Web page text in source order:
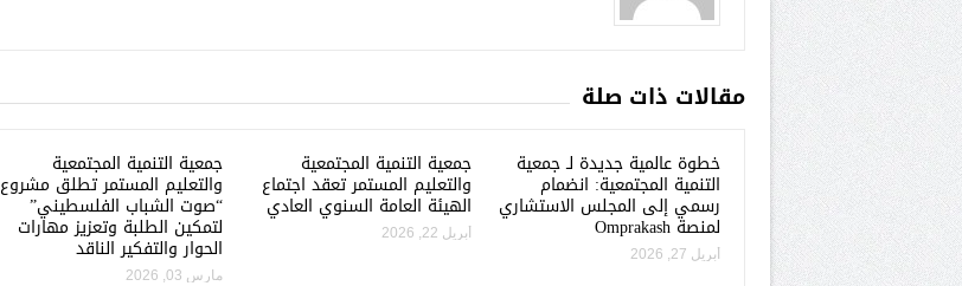
مقالات ذات صلة
خطوة عالمية جديدة لـ جمعية
التنمية المجتمعية: انضمام
رسمي إلى المجلس الاستشاري
لمنصة Omprakash
أبريل 27, 2026
جمعية التنمية المجتمعية
والتعليم المستمر تعقد اجتماع
الهيئة العامة السنوي العادي
أبريل 22, 2026
جمعية التنمية المجتمعية
والتعليم المستمر تطلق مشروع
“صوت الشباب الفلسطيني”
لتمكين الطلبة وتعزيز مهارات
الحوار والتفكير الناقد
مارس 03, 2026